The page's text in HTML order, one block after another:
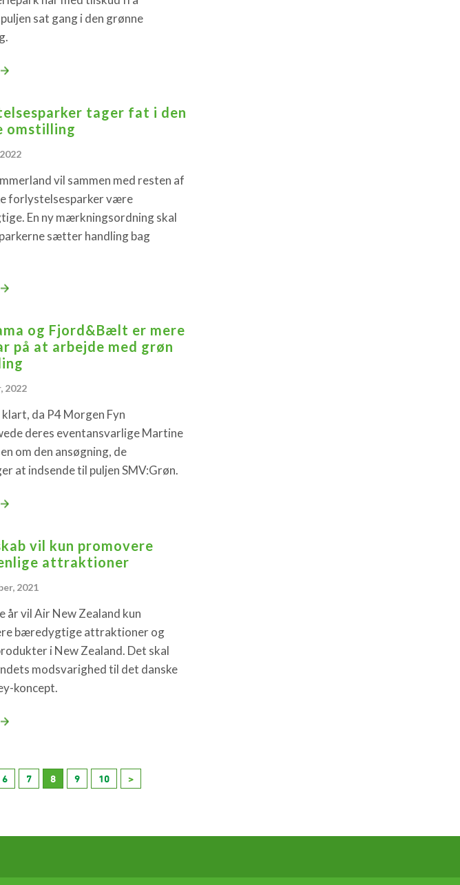
sat gang i den grønne
tager fat i den
omstilling
vil sammen med resten af
forlystelsesparker være
En ny mærkningsordning skal
sætter handling bag
og Fjord&Bælt er mere
på at arbejde med grøn
2022
da P4 Morgen Fyn
deres eventansvarlige Martine
om den ansøgning, de
at indsende til puljen SMV:Grøn.
vil kun promovere
attraktioner
2021
år vil Air New Zealand kun
bæredygtige attraktioner og
i New Zealand. Det skal
modsvarighed til det danske
koncept.
6 7 8 9 10 >